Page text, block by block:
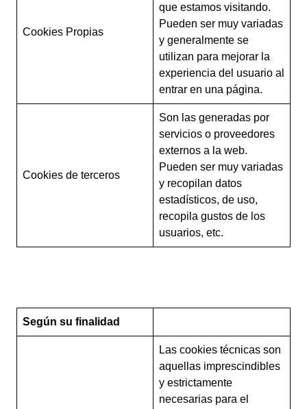
Cookies Propias
que estamos visitando.
Pueden ser muy variadas
y generalmente se
utilizan para mejorar la
experiencia del usuario al
entrar en una página.
Cookies de terceros
Son las generadas por
servicios o proveedores
externos a la web.
Pueden ser muy variadas
y recopilan datos
estadísticos, de uso,
recopila gustos de los
usuarios, etc.
Según su finalidad
Las cookies técnicas son
aquellas imprescindibles
y estrictamente
necesarias para el